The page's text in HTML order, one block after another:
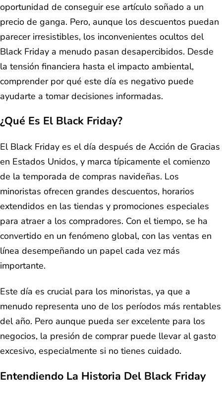
oportunidad de conseguir ese artículo soñado a un
precio de ganga. Pero, aunque los descuentos puedan
parecer irresistibles, los inconvenientes ocultos del
Black Friday a menudo pasan desapercibidos. Desde
la tensión financiera hasta el impacto ambiental,
comprender por qué este día es negativo puede
ayudarte a tomar decisiones informadas.
¿Qué Es El Black Friday?
El Black Friday es el día después de Acción de Gracias
en Estados Unidos, y marca típicamente el comienzo
de la temporada de compras navideñas. Los
minoristas ofrecen grandes descuentos, horarios
extendidos en las tiendas y promociones especiales
para atraer a los compradores. Con el tiempo, se ha
convertido en un fenómeno global, con las ventas en
línea desempeñando un papel cada vez más
importante.
Este día es crucial para los minoristas, ya que a
menudo representa uno de los períodos más rentables
del año. Pero aunque pueda ser excelente para los
negocios, la presión de comprar puede llevar al gasto
excesivo, especialmente si no tienes cuidado.
Entendiendo La Historia Del Black Friday